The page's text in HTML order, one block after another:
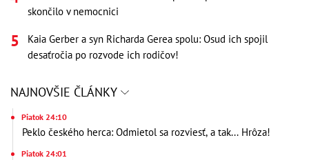
skončilo v nemocnici
Kaia Gerber a syn Richarda Gerea spolu: Osud ich spojil
desaťročia po rozvode ich rodičov!
NAJNOVŠIE ČLÁNKY
Piatok 24:10
Peklo českého herca: Odmietol sa rozviesť, a tak... Hrôza!
Piatok 24:01